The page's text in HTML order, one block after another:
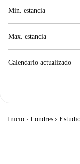
Min. estancia
Max. estancia
Calendario actualizado
Inicio › Londres ›